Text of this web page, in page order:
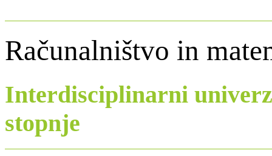
Računalništvo in
Interdisciplinarni
stopnje